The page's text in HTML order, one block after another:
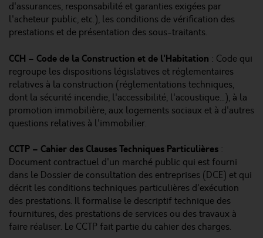
d'assurances, responsabilité et garanties exigées par
l'acheteur public, etc.), les conditions de vérification des
prestations et de présentation des sous-traitants.
CCH – Code de la Construction et de l'Habitation : Code qui
regroupe les dispositions législatives et réglementaires
relatives à la construction (réglementations techniques,
dont la sécurité incendie, l'accessibilité, l'acoustique...), à la
promotion immobilière, aux logements sociaux et à d'autres
questions relatives à l'immobilier.
CCTP – Cahier des Clauses Techniques Particulières :
Document contractuel d'un marché public qui est fourni
dans le Dossier de consultation des entreprises (DCE) et qui
décrit les conditions techniques particulières d'exécution
des prestations. Il formalise le descriptif technique des
fournitures, des prestations de services ou des travaux à
faire réaliser. Le CCTP fait partie du cahier des charges.